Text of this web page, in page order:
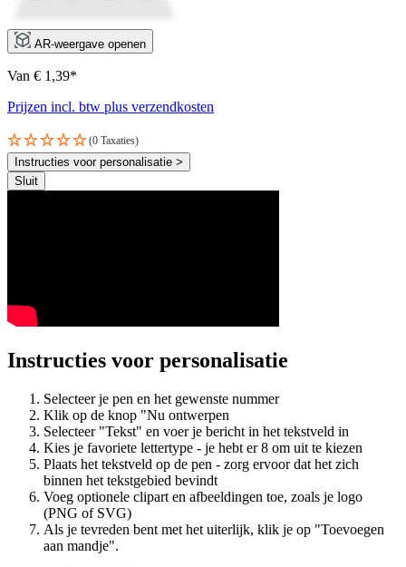
AR-weergave openen
Van € 1,39*
Prijzen incl. btw plus verzendkosten
(0 Taxaties)
Instructies voor personalisatie >
Sluit
Instructies voor personalisatie
Selecteer je pen en het gewenste nummer
Klik op de knop "Nu ontwerpen
Selecteer "Tekst" en voer je bericht in het tekstveld in
Kies je favoriete lettertype - je hebt er 8 om uit te kiezen
Plaats het tekstveld op de pen - zorg ervoor dat het zich
binnen het tekstgebied bevindt
Voeg optionele clipart en afbeeldingen toe, zoals je logo
(PNG of SVG)
Als je tevreden bent met het uiterlijk, klik je op "Toevoegen
aan mandje".